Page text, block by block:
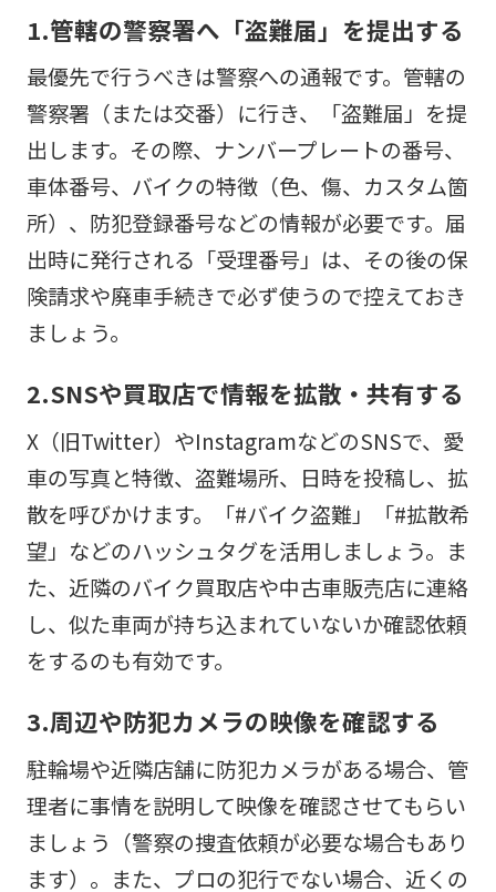
1.管轄の警察署へ「盗難届」を提出する
最優先で行うべきは警察への通報です。管轄の
警察署（または交番）に行き、「盗難届」を提
出します。その際、ナンバープレートの番号、
車体番号、バイクの特徴（色、傷、カスタム箇
所）、防犯登録番号などの情報が必要です。届
出時に発行される「受理番号」は、その後の保
険請求や廃車手続きで必ず使うので控えておき
ましょう。
2.SNSや買取店で情報を拡散・共有する
X（旧Twitter）やInstagramなどのSNSで、愛
車の写真と特徴、盗難場所、日時を投稿し、拡
散を呼びかけます。「#バイク盗難」「#拡散希
望」などのハッシュタグを活用しましょう。ま
た、近隣のバイク買取店や中古車販売店に連絡
し、似た車両が持ち込まれていないか確認依頼
をするのも有効です。
3.周辺や防犯カメラの映像を確認する
駐輪場や近隣店舗に防犯カメラがある場合、管
理者に事情を説明して映像を確認させてもらい
ましょう（警察の捜査依頼が必要な場合もあり
ます）。また、プロの犯行でない場合、近くの